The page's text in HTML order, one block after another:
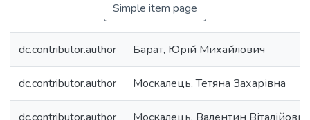
Simple item page
dc.contributor.author Барат, Юрій Михайлович
dc.contributor.author Москалець, Тетяна Захарівна